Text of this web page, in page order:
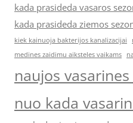
kada prasideda vasaros
kada prasideda ziemos
kiek kainuoja bakterijos kanalizacijai
medines zaidimu aiksteles vaikams
naujos
nuo kada